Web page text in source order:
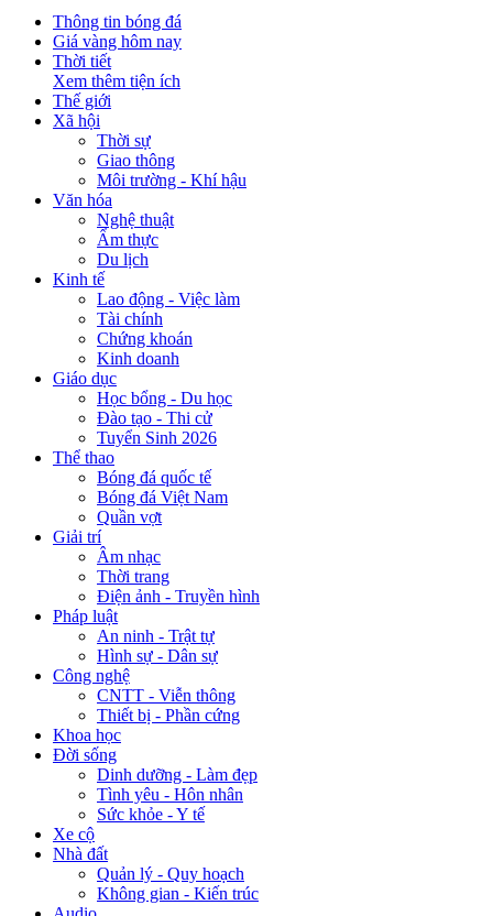
Thông tin bóng đá
Giá vàng hôm nay
Thời tiết
Xem thêm tiện ích
Thế giới
Xã hội
Thời sự
Giao thông
Môi trường - Khí hậu
Văn hóa
Nghệ thuật
Ẩm thực
Du lịch
Kinh tế
Lao động - Việc làm
Tài chính
Chứng khoán
Kinh doanh
Giáo dục
Học bổng - Du học
Đào tạo - Thi cử
Tuyển Sinh 2026
Thể thao
Bóng đá quốc tế
Bóng đá Việt Nam
Quần vợt
Giải trí
Âm nhạc
Thời trang
Điện ảnh - Truyền hình
Pháp luật
An ninh - Trật tự
Hình sự - Dân sự
Công nghệ
CNTT - Viễn thông
Thiết bị - Phần cứng
Khoa học
Đời sống
Dinh dưỡng - Làm đẹp
Tình yêu - Hôn nhân
Sức khỏe - Y tế
Xe cộ
Nhà đất
Quản lý - Quy hoạch
Không gian - Kiến trúc